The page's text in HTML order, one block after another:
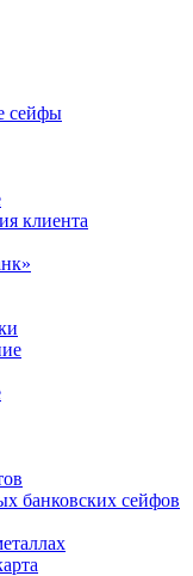
сейфы
клиента
банковских сейфов